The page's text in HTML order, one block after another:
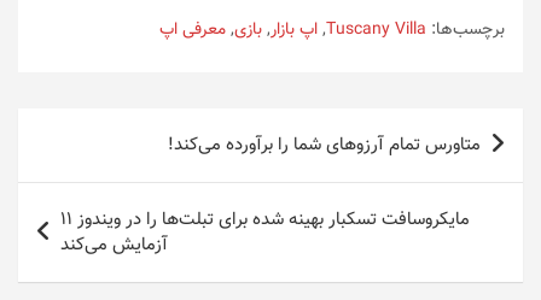
برچسب‌ها: Tuscany Villa
,اپ بازار,بازی,معرفی اپ
راهبری
نوشته
متاورس تمام آرزوهای شما را برآورده می‌کند!
مایکروسافت تسکبار بهینه شده برای تبلت‌ها را در ویندوز 11
آزمایش می‌کند